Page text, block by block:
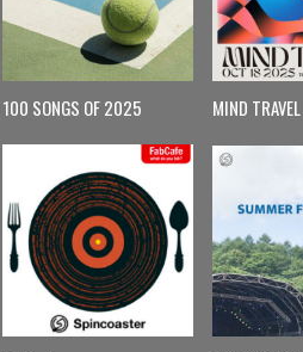
100 SONGS OF 2025 MIND TRAVEL